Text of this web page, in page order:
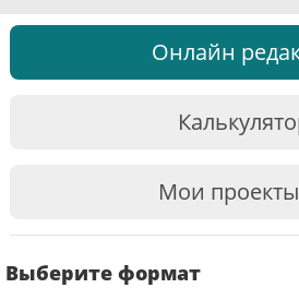
Онлайн
Мои
Выберите формат